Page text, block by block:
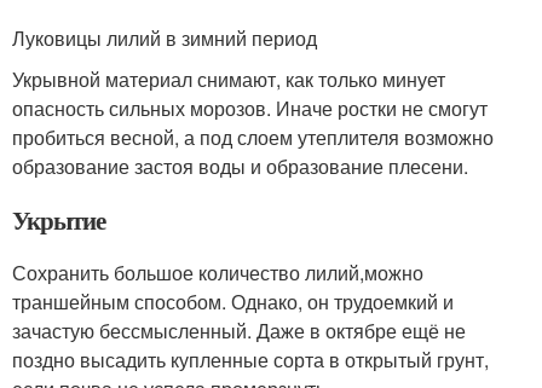
Луковицы лилий в зимний период
Укрывной материал снимают, как только минует
опасность сильных морозов. Иначе ростки не смогут
пробиться весной, а под слоем утеплителя возможно
образование застоя воды и образование плесени.
Укрытие
Сохранить большое количество лилий,можно
траншейным способом. Однако, он трудоемкий и
зачастую бессмысленный. Даже в октябре ещё не
поздно высадить купленные сорта в открытый грунт,